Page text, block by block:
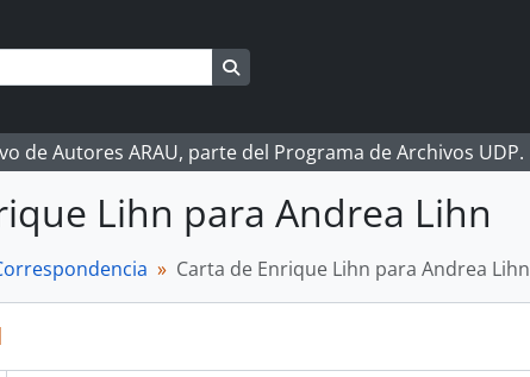
de Autores ARAU, parte del Programa de Archivos UDP.
Lihn para Andrea Lihn
Carta de Enrique Lihn para Andrea Lihn